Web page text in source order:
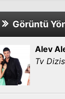
Görüntü
Alev
Tv